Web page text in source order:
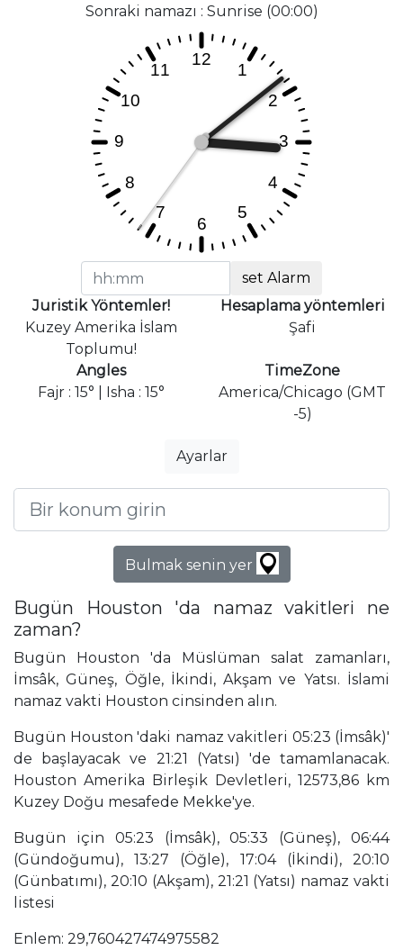
Sonraki namazı : Sunrise (00:00)
set Alarm
Juristik Yöntemler!
Kuzey Amerika İslam
Toplumu!
Hesaplama yöntemleri
Şafi
Angles
Fajr : 15° | Isha : 15°
TimeZone
America/Chicago (GMT
-5)
Ayarlar
Bulmak senin yer
Bugün Houston 'da namaz vakitleri ne
zaman?
Bugün Houston 'da Müslüman salat zamanları,
İmsâk, Güneş, Öğle, İkindi, Akşam ve Yatsı. İslami
namaz vakti Houston cinsinden alın.
Bugün Houston 'daki namaz vakitleri 05:23 (İmsâk)'
de başlayacak ve 21:21 (Yatsı) 'de tamamlanacak.
Houston Amerika Birleşik Devletleri, 12573,86 km
Kuzey Doğu mesafede Mekke'ye.
Bugün için 05:23 (İmsâk), 05:33 (Güneş), 06:44
(Gündoğumu), 13:27 (Öğle), 17:04 (İkindi), 20:10
(Günbatımı), 20:10 (Akşam), 21:21 (Yatsı) namaz vakti
listesi
Enlem: 29,760427474975582